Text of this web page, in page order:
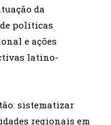
da
políticas
e ações
latino-
sistematizar
regionais em